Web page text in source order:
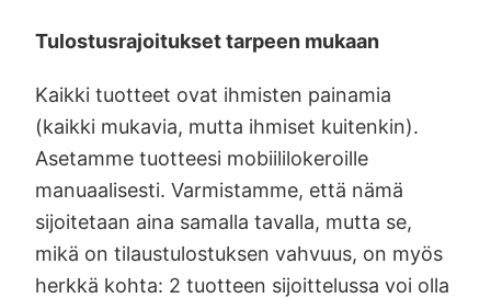
Tulostusrajoitukset tarpeen mukaan
Kaikki tuotteet ovat ihmisten painamia
(kaikki mukavia, mutta ihmiset kuitenkin).
Asetamme tuotteesi mobiililokeroille
manuaalisesti. Varmistamme, että nämä
sijoitetaan aina samalla tavalla, mutta se,
mikä on tilaustulostuksen vahvuus, on myös
herkkä kohta: 2 tuotteen sijoittelussa voi olla